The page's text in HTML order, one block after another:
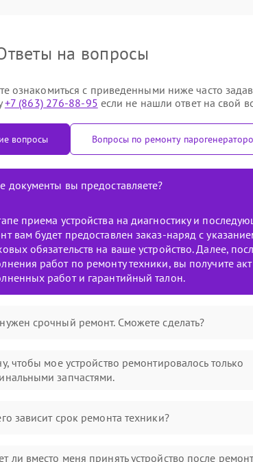
на вопросы
ознакомиться с приведенными ниже часто
+7 (863) 276-88-95 если не нашли ответ на свой
вопросы Вопросы по ремонту
документы вы предоставляете?
приема устройства на диагностику и
вам будет предоставлен заказ-наряд с
обязательств на ваше устройство. Далее,
работ по ремонту техники, вы получите акт
работ и гарантийный талон.
срочный ремонт. Сможете сделать?
чтобы мое устройство ремонтировалось только
запчастями.
зависит срок ремонта техники?
ли вместо меня принять устройство после